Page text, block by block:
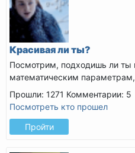
Красивая ли ты?
Посмотрим, подходишь ли ты
математическим
Прошли: 1271 Комментарии: 5
Посмотреть кто прошел
Пройти